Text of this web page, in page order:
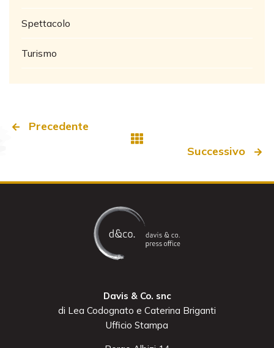
Spettacolo
Turismo
Precedente
Successivo
Davis & Co. snc
di Lea Codognato e Caterina Briganti
Ufficio Stampa